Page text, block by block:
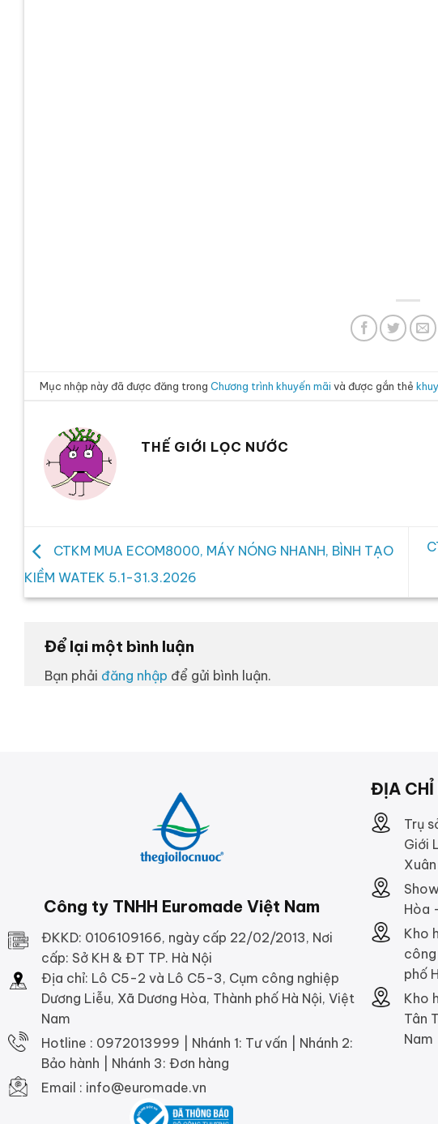
Mục nhập này đã được đăng trongChương trình khuyến mãi và được gắn thẻ
THẾ GIỚI LỌC NƯỚC
CTKM MUA ECOM8000, MÁY NÓNG NHANH, BÌNH TẠO
KIỀM WATEK 5.1-31.3.2026
Để lại một bình luận
Bạn phải đăng nhập để gửi bình luận.
Công ty TNHH Euromade Việt Nam
ĐKKD: 0106109166, ngày cấp 22/02/2013, Nơi
cấp: Sở KH & ĐT TP. Hà Nội
Địa chỉ: Lô C5-2 và Lô C5-3, Cụm công nghiệp
Dương Liễu, Xã Dương Hòa, Thành phố Hà Nội, Việt
Nam
Hotline : 0972013999 | Nhánh 1: Tư vấn | Nhánh 2:
Bảo hành | Nhánh 3: Đơn hàng
Email : info@euromade.vn
ĐỊA CHỈ
Trụ
Giới
Hòa
Kho
công
phố
Kho
Tân
Nam